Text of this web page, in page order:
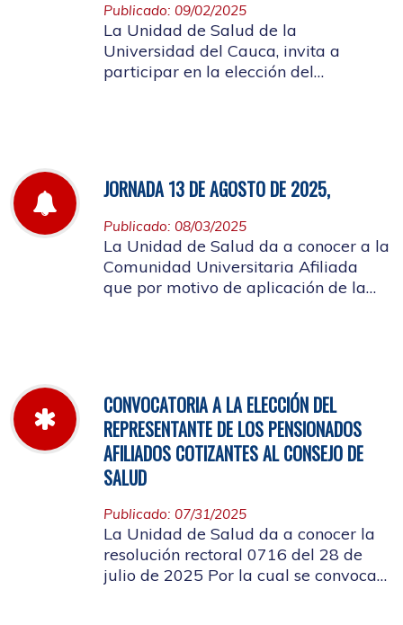
Publicado: 09/02/2025
La Unidad de Salud de la
Universidad del Cauca, invita a
participar en la elección del
JORNADA 13 DE AGOSTO DE 2025,
Publicado: 08/03/2025
La Unidad de Salud da a conocer a la
Comunidad Universitaria Afiliada
que por motivo de aplicación de la
CONVOCATORIA A LA ELECCIÓN DEL
REPRESENTANTE DE LOS PENSIONADOS
AFILIADOS COTIZANTES AL CONSEJO DE
SALUD
Publicado: 07/31/2025
La Unidad de Salud da a conocer la
resolución rectoral 0716 del 28 de
julio de 2025 Por la cual se convoca